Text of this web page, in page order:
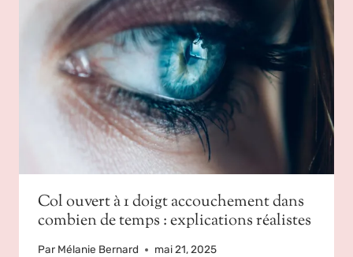
Col ouvert à 1 doigt accouchement dans
combien de temps : explications réalistes
Par Mélanie Bernard mai 21, 2025